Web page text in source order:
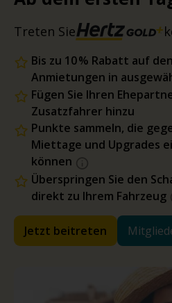
Treten Sie
Bis zu 10 % Rabatt auf
Anmietungen in
Fügen Sie Ihren
Zusatzfahrer hinzu
Punkte sammeln, die
Miettage und Upgrades
können
Überspringen Sie den
direkt zu Ihrem Fahrzeug
Jetzt beitreten